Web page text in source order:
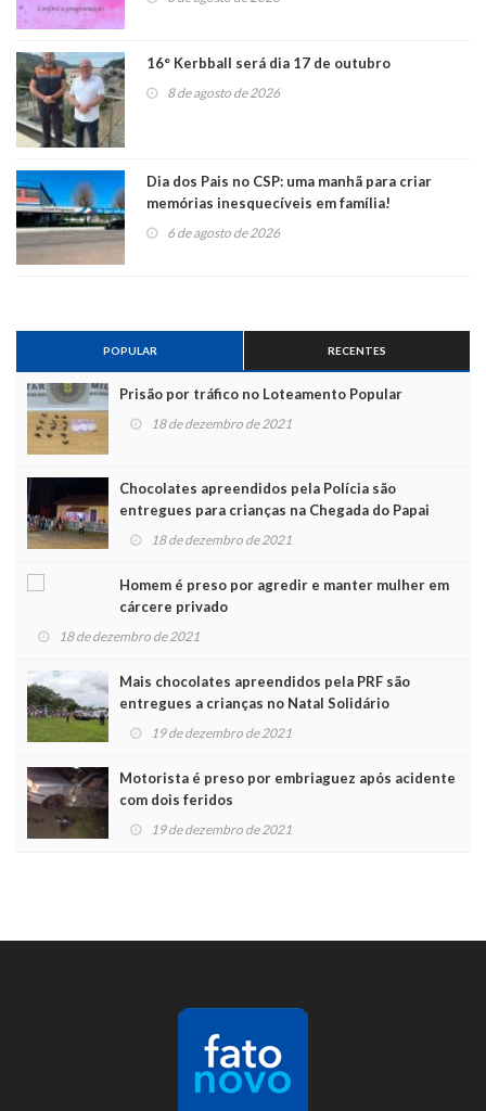
16° Kerbball será dia 17 de outubro
8 de agosto de 2026
Dia dos Pais no CSP: uma manhã para criar
memórias inesquecíveis em família!
6 de agosto de 2026
POPULAR RECENTES
Prisão por tráfico no Loteamento Popular
18 de dezembro de 2021
Chocolates apreendidos pela Polícia são
entregues para crianças na Chegada do Papai
Noel
18 de dezembro de 2021
Homem é preso por agredir e manter mulher em
cárcere privado
18 de dezembro de 2021
Mais chocolates apreendidos pela PRF são
entregues a crianças no Natal Solidário
19 de dezembro de 2021
Motorista é preso por embriaguez após acidente
com dois feridos
19 de dezembro de 2021